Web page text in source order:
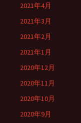
2021年4月
2021年3月
2021年2月
2021年1月
2020年12月
2020年11月
2020年10月
2020年9月